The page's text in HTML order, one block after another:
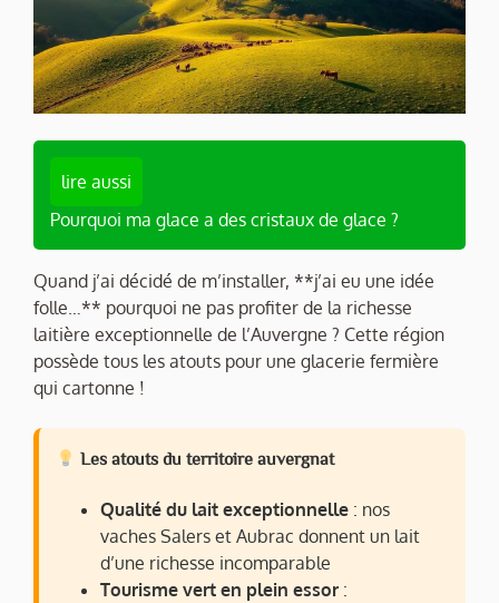
lire aussi
Pourquoi ma glace a des cristaux de glace ?
Quand j’ai décidé de m’installer, **j’ai eu une idée
folle…** pourquoi ne pas profiter de la richesse
laitière exceptionnelle de l’Auvergne ? Cette région
possède tous les atouts pour une glacerie fermière
qui cartonne !
Les atouts du territoire auvergnat
Qualité du lait exceptionnelle : nos
vaches Salers et Aubrac donnent un lait
d’une richesse incomparable
Tourisme vert en plein essor :